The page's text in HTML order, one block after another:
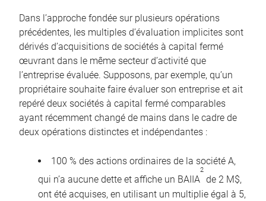
Dans l’approche fondée sur plusieurs opérations
précédentes, les multiples d’évaluation implicites sont
dérivés d’acquisitions de sociétés à capital fermé
œuvrant dans le même secteur d’activité que
l’entreprise évaluée. Supposons, par exemple, qu’un
propriétaire souhaite faire évaluer son entreprise et ait
repéré deux sociétés à capital fermé comparables
ayant récemment changé de mains dans le cadre de
deux opérations distinctes et indépendantes :
100 % des actions ordinaires de la société A,
qui n’a aucune dette et affiche un BAIIA
2
de 2 M$,
ont été acquises, en utilisant un multiplie égal à 5,